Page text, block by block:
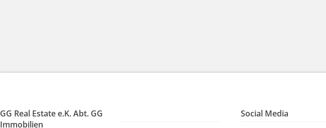
GG Real Estate e.K. Abt. GG
Immobilien
Social Media